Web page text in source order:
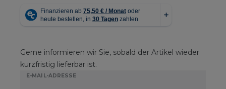
Gerne informieren wir Sie, sobald der Artikel wieder
kurzfristig lieferbar ist.
E-MAIL-ADRESSE